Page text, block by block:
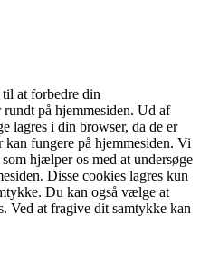
at forbedre din
på hjemmesiden. Ud af
lagres i din browser, da de er
fungere på hjemmesiden. Vi
hjælper os med at undersøge
Disse cookies lagres kun
Du kan også vælge at
Ved at fragive dit samtykke kan